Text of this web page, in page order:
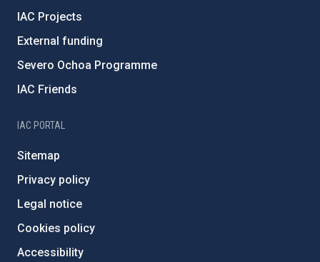
IAC Projects
External funding
Severo Ochoa Programme
IAC Friends
IAC PORTAL
Sitemap
Privacy policy
Legal notice
Cookies policy
Accessibility